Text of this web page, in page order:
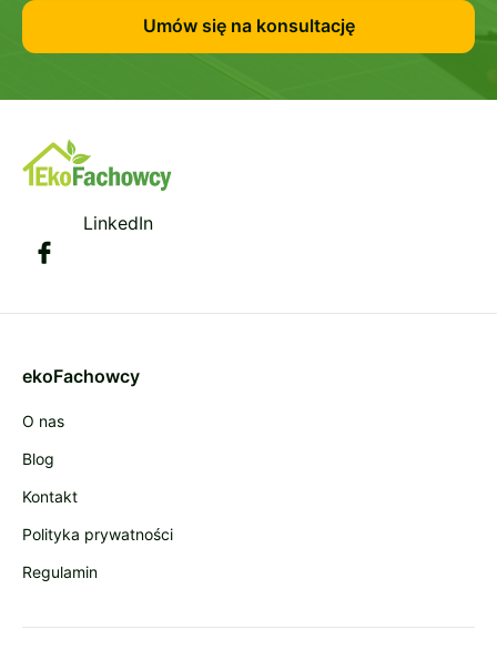
Umów się na konsultację
LinkedIn
ekoFachowcy
O nas
Blog
Kontakt
Polityka prywatności
Regulamin